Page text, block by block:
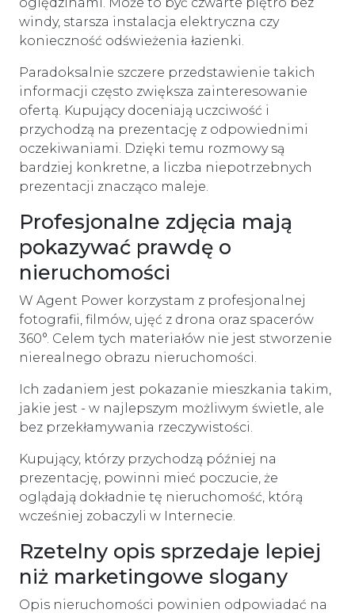
windy, starsza instalacja elektryczna czy
konieczność odświeżenia łazienki.
Paradoksalnie szczere przedstawienie takich
informacji często zwiększa zainteresowanie
ofertą. Kupujący doceniają uczciwość i
przychodzą na prezentację z odpowiednimi
oczekiwaniami. Dzięki temu rozmowy są
bardziej konkretne, a liczba niepotrzebnych
prezentacji znacząco maleje.
Profesjonalne zdjęcia mają
pokazywać prawdę o
nieruchomości
W Agent Power korzystam z profesjonalnej
fotografii, filmów, ujęć z drona oraz spacerów
360°. Celem tych materiałów nie jest stworzenie
nierealnego obrazu nieruchomości.
Ich zadaniem jest pokazanie mieszkania takim,
jakie jest - w najlepszym możliwym świetle, ale
bez przekłamywania rzeczywistości.
Kupujący, którzy przychodzą później na
prezentację, powinni mieć poczucie, że
oglądają dokładnie tę nieruchomość, którą
wcześniej zobaczyli w Internecie.
Rzetelny opis sprzedaje lepiej
niż marketingowe slogany
Opis nieruchomości powinien odpowiadać na